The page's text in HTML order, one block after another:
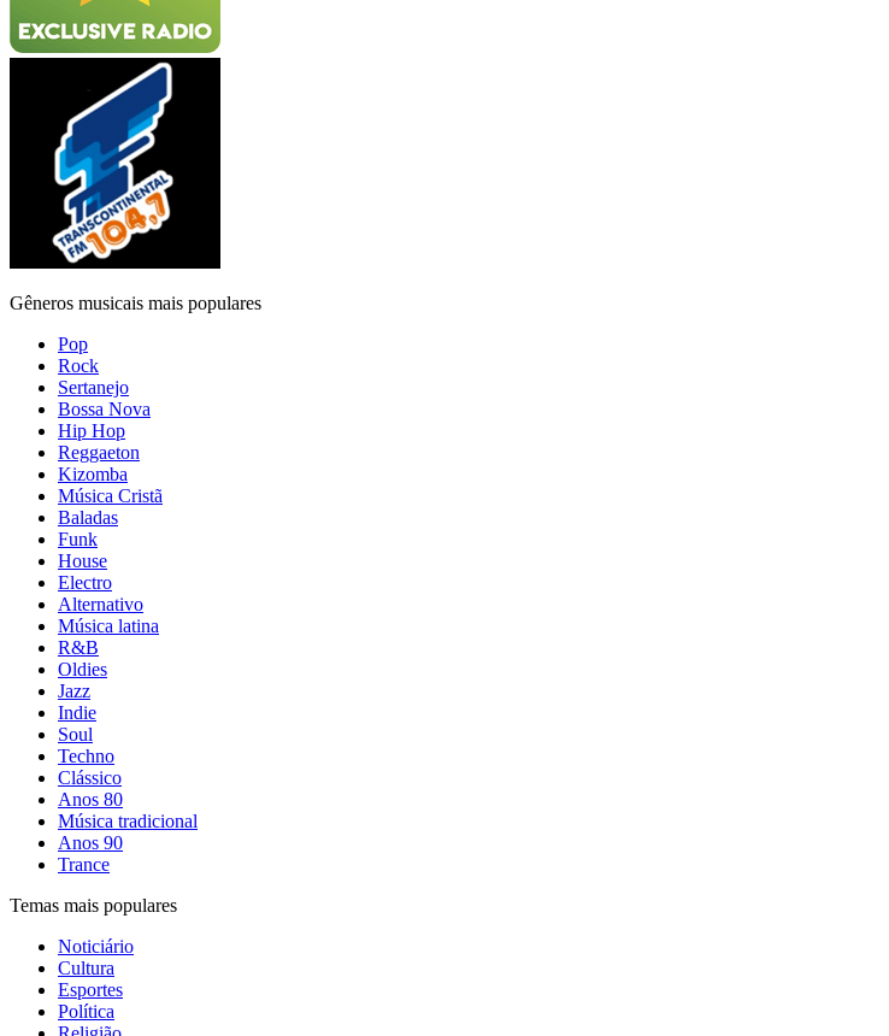
Gêneros musicais mais populares
Pop
Rock
Sertanejo
Bossa Nova
Hip Hop
Reggaeton
Kizomba
Música Cristã
Baladas
Funk
House
Electro
Alternativo
Música latina
R&B
Oldies
Jazz
Indie
Soul
Techno
Clássico
Anos 80
Música tradicional
Anos 90
Trance
Temas mais populares
Noticiário
Cultura
Esportes
Política